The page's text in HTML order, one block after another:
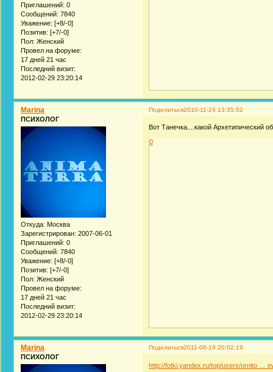
Приглашений: 0
Сообщений: 7840
Уважение: [+8/-0]
Позитив: [+7/-0]
Пол: Женский
Провел на форуме:
17 дней 21 час
Последний визит:
2012-02-29 23:20:14
Поделиться2010-11-24 13:35:52
Marina
ПСИХОЛОГ
Откуда: Москва
Зарегистрирован: 2007-06-01
Приглашений: 0
Сообщений: 7840
Уважение: [+8/-0]
Позитив: [+7/-0]
Пол: Женский
Провел на форуме:
17 дней 21 час
Последний визит:
2012-02-29 23:20:14
Вот Танечка....какой Архетипический
0
Поделиться2011-06-19 20:02:19
Marina
ПСИХОЛОГ
http://fotki.yandex.ru/top/users/ornito …